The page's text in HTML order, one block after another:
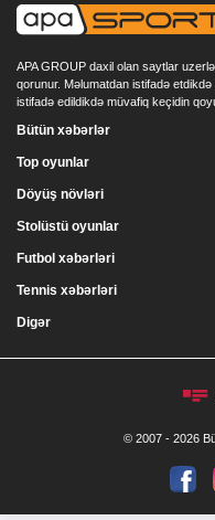
APA GROUP daxil olan saytlar
qorunur. Məlumatdan istifadə
istifadə edildikdə müvafiq keçidin
Bütün xəbərlər
Top oyunlar
Döyüş növləri
Stolüstü oyunlar
Futbol xəbərləri
Tennis xəbərləri
Digər
© 2007 - 2026